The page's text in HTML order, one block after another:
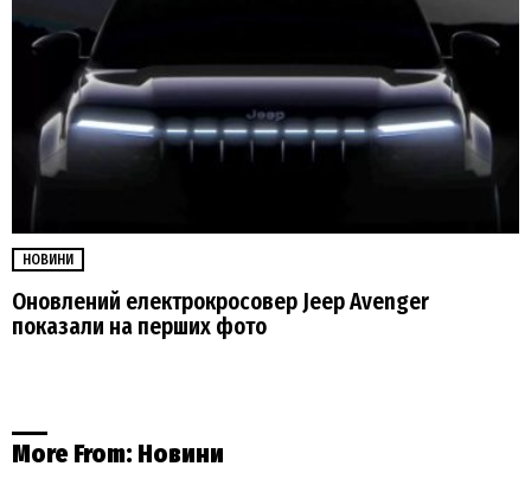
НОВИНИ
Оновлений електрокросовер Jeep Avenger
показали на перших фото
More From: Новини